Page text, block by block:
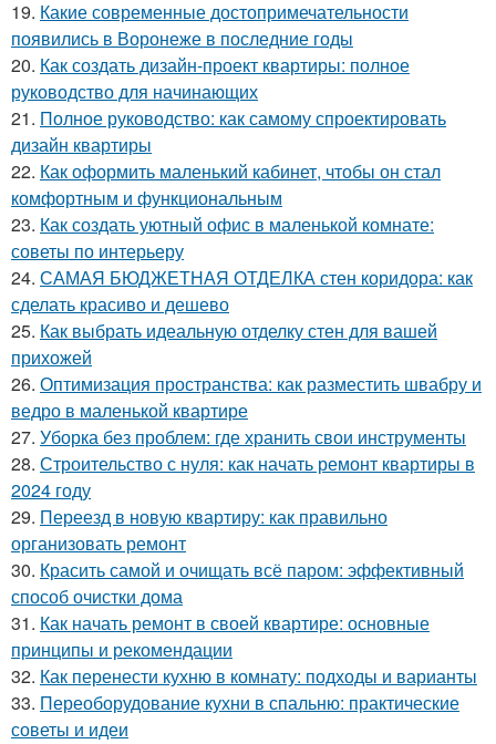
19. Какие современные достопримечательности
появились в Воронеже в последние годы
20. Как создать дизайн-проект квартиры: полное
руководство для начинающих
21. Полное руководство: как самому спроектировать
дизайн квартиры
22. Как оформить маленький кабинет, чтобы он стал
комфортным и функциональным
23. Как создать уютный офис в маленькой комнате:
советы по интерьеру
24. САМАЯ БЮДЖЕТНАЯ ОТДЕЛКА стен коридора: как
сделать красиво и дешево
25. Как выбрать идеальную отделку стен для вашей
прихожей
26. Оптимизация пространства: как разместить швабру и
ведро в маленькой квартире
27. Уборка без проблем: где хранить свои инструменты
28. Строительство с нуля: как начать ремонт квартиры в
2024 году
29. Переезд в новую квартиру: как правильно
организовать ремонт
30. Красить самой и очищать всё паром: эффективный
способ очистки дома
31. Как начать ремонт в своей квартире: основные
принципы и рекомендации
32. Как перенести кухню в комнату: подходы и варианты
33. Переоборудование кухни в спальню: практические
советы и идеи